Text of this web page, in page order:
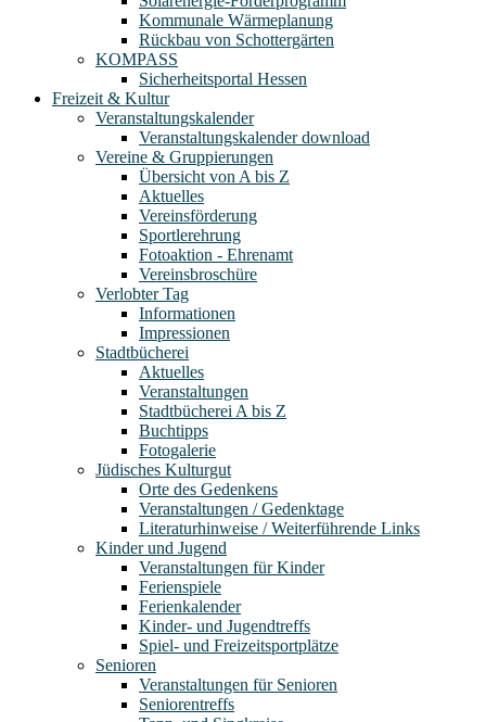
Kommunale Wärmeplanung
Rückbau von Schottergärten
KOMPASS
Sicherheitsportal Hessen
Freizeit & Kultur
Veranstaltungskalender
Veranstaltungskalender download
Vereine & Gruppierungen
Übersicht von A bis Z
Aktuelles
Vereinsförderung
Sportlerehrung
Fotoaktion - Ehrenamt
Vereinsbroschüre
Verlobter Tag
Informationen
Impressionen
Stadtbücherei
Aktuelles
Veranstaltungen
Stadtbücherei A bis Z
Buchtipps
Fotogalerie
Jüdisches Kulturgut
Orte des Gedenkens
Veranstaltungen / Gedenktage
Literaturhinweise / Weiterführende Links
Kinder und Jugend
Veranstaltungen für Kinder
Ferienspiele
Ferienkalender
Kinder- und Jugendtreffs
Spiel- und Freizeitsportplätze
Senioren
Veranstaltungen für Senioren
Seniorentreffs